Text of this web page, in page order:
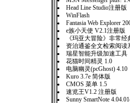
Head Line Studio注册版
WinFlash
Fantasia Web Explorer
e族小天使 V2.1注册版
《玛亚大冒险》非常
资治通鉴全文检索阅读
瑞星智能升级加速工具
花猫时间精灵 1.0
电脑幽灵(pcGhost) 4.10
Kuro 3.7e 简体版
CMOS 菜单 1.5
速览王V1.2 注册版
Sunny SmartNote